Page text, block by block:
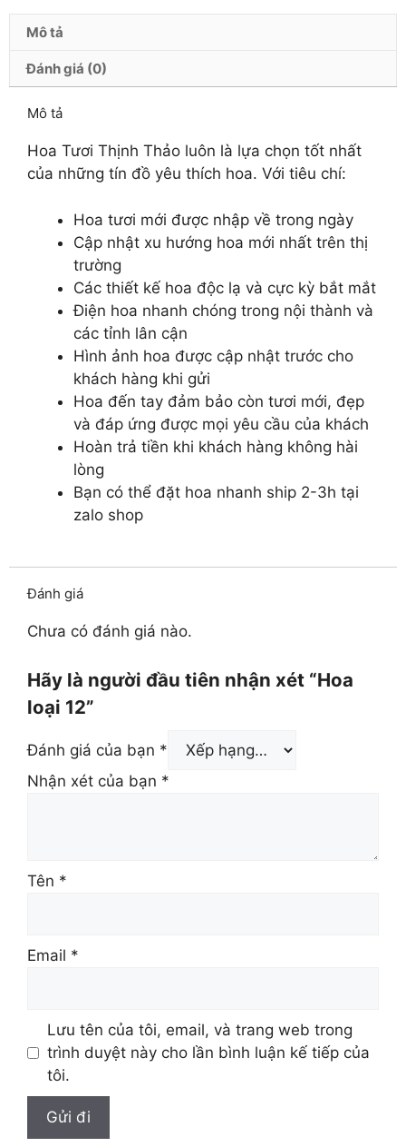
Mô tả
Đánh giá (0)
Mô tả
Hoa Tươi Thịnh Thảo luôn là lựa chọn tốt nhất
của những tín đồ yêu thích hoa. Với tiêu chí:
Hoa tươi mới được nhập về trong ngày
Cập nhật xu hướng hoa mới nhất trên thị
trường
Các thiết kế hoa độc lạ và cực kỳ bắt mắt
Điện hoa nhanh chóng trong nội thành và
các tỉnh lân cận
Hình ảnh hoa được cập nhật trước cho
khách hàng khi gửi
Hoa đến tay đảm bảo còn tươi mới, đẹp
và đáp ứng được mọi yêu cầu của khách
Hoàn trả tiền khi khách hàng không hài
lòng
Bạn có thể đặt hoa nhanh ship 2-3h tại
zalo shop
Đánh giá
Chưa có đánh giá nào.
Hãy là người đầu tiên nhận xét “Hoa
loại 12”
Đánh giá của bạn *
Nhận xét của bạn *
Tên *
Email *
Lưu tên của tôi, email, và trang web trong
trình duyệt này cho lần bình luận kế tiếp của
tôi.